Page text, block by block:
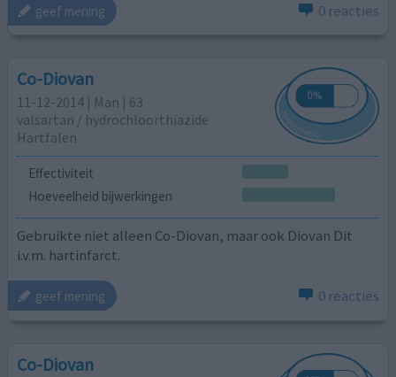
geef mening 0 reacties
Co-Diovan
11-12-2014 | Man | 63
valsartan / hydrochloorthiazide
Hartfalen
Effectiviteit
Hoeveelheid bijwerkingen
Gebruikte niet alleen Co-Diovan, maar ook Diovan Dit
i.v.m. hartinfarct.
geef mening 0 reacties
Co-Diovan